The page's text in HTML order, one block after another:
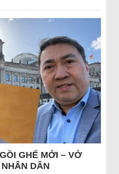
GHẾ MỚI – VỞ
DÂN